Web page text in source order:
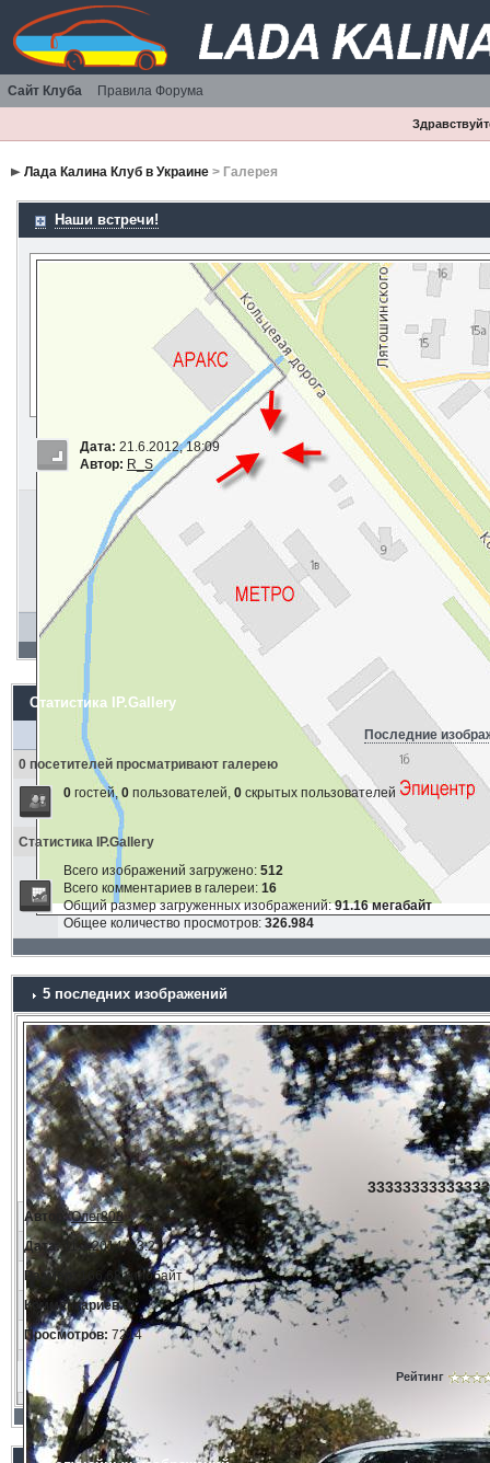
Сайт Клуба Правила Форума
Лада Калина Клуб в Украине> Галерея
Наши встречи!
Дата: 21.6.2012, 18:09
Автор: R_S
Статистика IP.Gallery
Последние
0 посетителей просматривают галерею
0гостей, 0пользователей, 0скрытых пользователей
Статистика IP.Gallery
Всего изображений загружено: 512
Всего комментариев в галереи: 16
Общий размер загруженных изображений:91.16 мегабайт
Общее количество просмотров: 326.984
5 последних изображений
Автор: Олег808
Дата: 11.3.2014, 23:21
Размер:
166.68 килобайт
Комментариев:0
Просмотров: 7214
Рейтинг